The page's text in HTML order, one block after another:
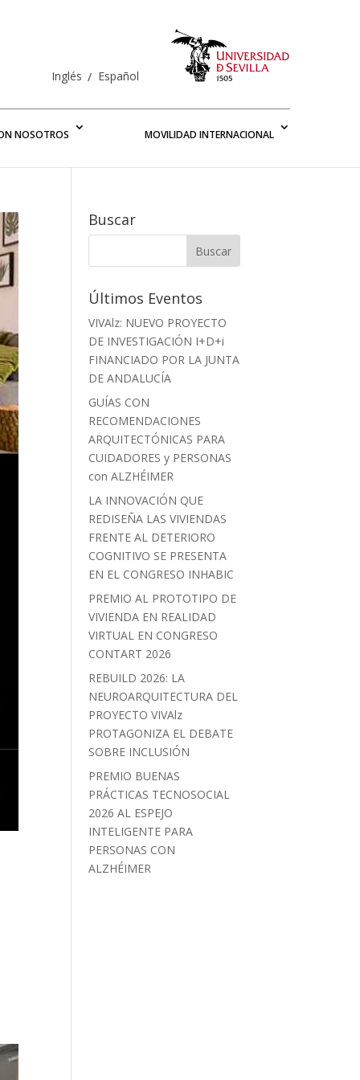
Inglés Español
NOSOTROS MOVILIDAD INTERNACIONAL
Buscar
Últimos Eventos
VIVAlz: NUEVO PROYECTO
DE INVESTIGACIÓN I+D+i
FINANCIADO POR LA JUNTA
DE ANDALUCÍA
GUÍAS CON
RECOMENDACIONES
ARQUITECTÓNICAS PARA
CUIDADORES y PERSONAS
con ALZHÉIMER
LA INNOVACIÓN QUE
REDISEÑA LAS VIVIENDAS
FRENTE AL DETERIORO
COGNITIVO SE PRESENTA
EN EL CONGRESO INHABIC
PREMIO AL PROTOTIPO DE
VIVIENDA EN REALIDAD
VIRTUAL EN CONGRESO
CONTART 2026
REBUILD 2026: LA
NEUROARQUITECTURA DEL
PROYECTO VIVAlz
PROTAGONIZA EL DEBATE
SOBRE INCLUSIÓN
PREMIO BUENAS
PRÁCTICAS TECNOSOCIAL
2026 AL ESPEJO
INTELIGENTE PARA
PERSONAS CON
ALZHÉIMER